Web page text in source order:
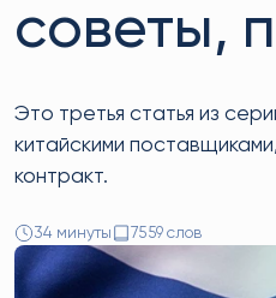
советы,
Это третья статья из
китайскими
контракт.
34 минуты 7559 слов